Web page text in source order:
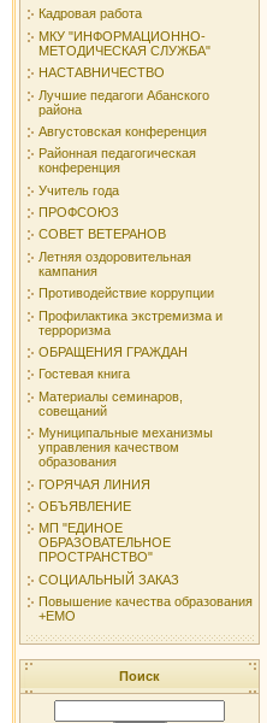
Кадровая работа
МКУ "ИНФОРМАЦИОННО-
МЕТОДИЧЕСКАЯ СЛУЖБА"
НАСТАВНИЧЕСТВО
Лучшие педагоги Абанского
района
Августовская конференция
Районная педагогическая
конференция
Учитель года
ПРОФСОЮЗ
СОВЕТ ВЕТЕРАНОВ
Летняя оздоровительная
кампания
Противодействие коррупции
Профилактика экстремизма и
терроризма
ОБРАЩЕНИЯ ГРАЖДАН
Гостевая книга
Материалы семинаров,
совещаний
Муниципальные механизмы
управления качеством
образования
ГОРЯЧАЯ ЛИНИЯ
ОБЪЯВЛЕНИЕ
МП "ЕДИНОЕ
ОБРАЗОВАТЕЛЬНОЕ
ПРОСТРАНСТВО"
СОЦИАЛЬНЫЙ ЗАКАЗ
Повышение качества образования
+ЕМО
Поиск